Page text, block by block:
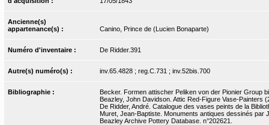
Ancienne(s)
appartenance(s) :
Canino, Prince de (Lucien Bonaparte)
Numéro d'inventaire : De Ridder.391
Autre(s) numéro(s) : inv.65.4828 ; reg.C.731 ; inv.52bis.700
Bibliographie :
Becker. Formen attischer Peliken von der Pionier Group
Beazley, John Davidson. Attic Red-Figure Vase-Painters
De Ridder, André. Catalogue des vases peints de la
Muret, Jean-Baptiste. Monuments antiques dessinés par
Beazley Archive Pottery Database. n°202621.